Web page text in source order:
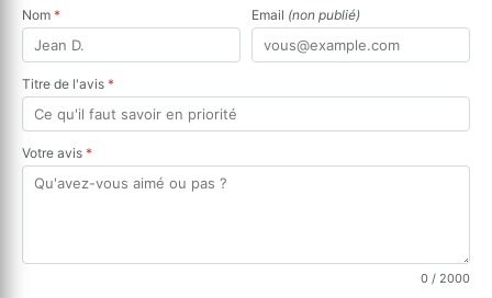
Nom * Email (non publié)
Titre de l'avis *
Votre avis *
0 / 2000